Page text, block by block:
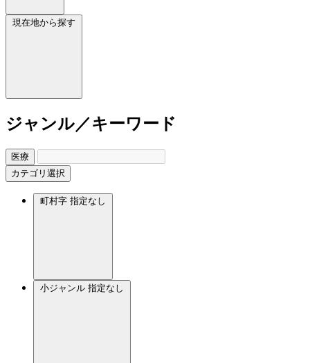
現在地から探す
ジャンル／キーワード
医療
カテゴリ選択
町村字 指定なし
小ジャンル 指定なし